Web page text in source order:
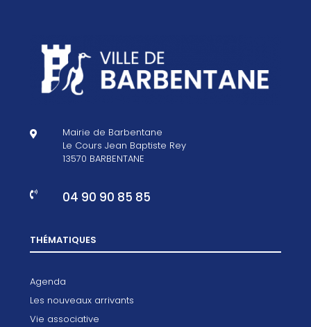

Mairie de Barbentane
Le Cours Jean Baptiste Rey
13570 BARBENTANE
 04 90 90 85 85
THÉMATIQUES
Agenda
Les nouveaux arrivants
Vie associative